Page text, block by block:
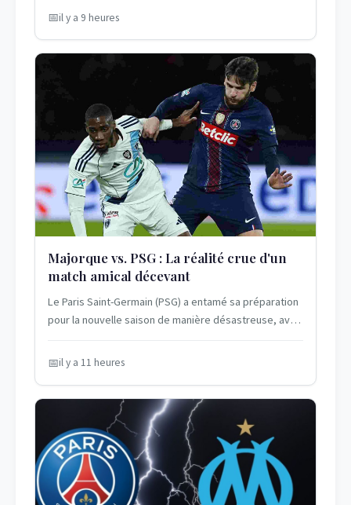
il y a 9 heures
Majorque vs. PSG : La réalité crue d'un
match amical décevant
Le Paris Saint-Germain (PSG) a entamé sa préparation
pour la nouvelle saison de manière désastreuse, avec
il y a 11 heures